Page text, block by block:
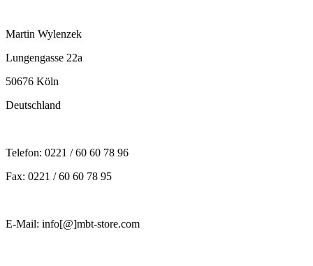
Martin Wylenzek
Lungengasse 22a
50676 Köln
Deutschland
Telefon: 0221 / 60 60 78 96
Fax: 0221 / 60 60 78 95
E-Mail: info[@]mbt-store.com